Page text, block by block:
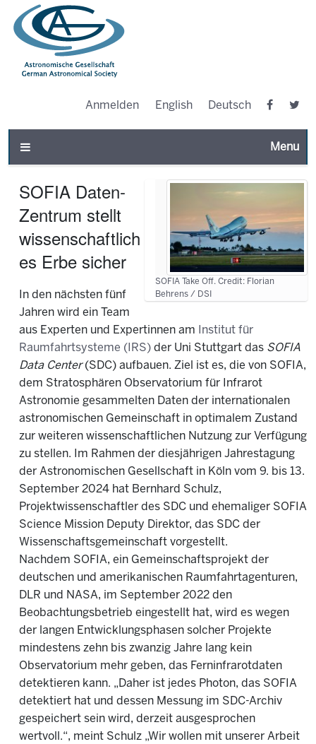
Anmelden English Deutsch
Toggle
SOFIA Take Off. Credit: Florian
Behrens / DSI
SOFIA Daten-
Zentrum stellt
wissenschaftlich
es Erbe sicher
In den nächsten fünf
Jahren wird ein Team
aus Experten und Expertinnen am
Institut für
Raumfahrtsysteme (IRS) der Uni Stuttgart das SOFIA
Data Center(SDC) aufbauen. Ziel ist es, die von SOFIA,
dem Stratosphären Observatorium für Infrarot
Astronomie gesammelten Daten der internationalen
astronomischen Gemeinschaft in optimalem Zustand
zur weiteren wissenschaftlichen Nutzung zur Verfügung
zu stellen. Im Rahmen der diesjährigen Jahrestagung
der Astronomischen Gesellschaft in Köln vom 9. bis 13.
September 2024 hat Bernhard Schulz,
Projektwissenschaftler des SDC und ehemaliger SOFIA
Science Mission Deputy Direktor, das SDC der
Wissenschaftsgemeinschaft vorgestellt.
Nachdem SOFIA, ein Gemeinschaftsprojekt der
deutschen und amerikanischen Raumfahrtagenturen,
DLR und NASA, im September 2022 den
Beobachtungsbetrieb eingestellt hat, wird es wegen
der langen Entwicklungsphasen solcher Projekte
mindestens zehn bis zwanzig Jahre lang kein
Observatorium mehr geben, das Ferninfrarotdaten
detektieren kann. „Daher ist jedes Photon, das SOFIA
detektiert hat und dessen Messung im SDC-Archiv
gespeichert sein wird, derzeit ausgesprochen
wertvoll.“, meint Schulz „Wir wollen mit unserer Arbeit